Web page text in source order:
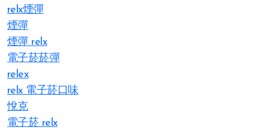
relx煙彈
煙彈
煙彈 relx
電子菸菸彈
relex
relx 電子菸口味
悅克
電子菸 relx